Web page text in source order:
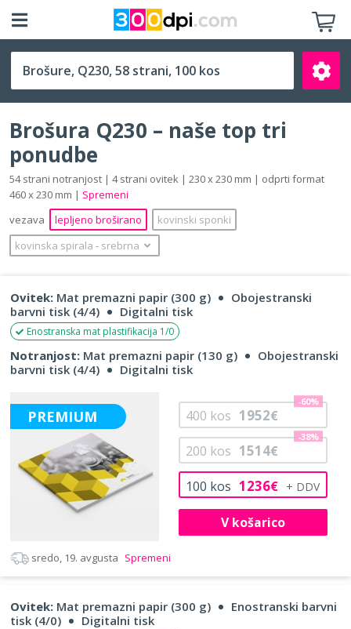
Q230 (230 x 230 mm)
Išči
Brošura Q230 – naše top tri
ponudbe
54 strani notranjost | 4 strani ovitek | 230 x 230 mm | odprti format
460 x 230 mm | Spremeni
vezava
lepljeno broširano
kovinski sponki
kovinska spirala ‐ srebrna
Ovitek: Mat premazni papir (300 g)
Obojestranski
barvni tisk (4/4)
Digitalni tisk
Enostranska mat plastifikacija 1/0
Notranjost: Mat premazni papir (130 g)
Obojestranski
barvni tisk (4/4)
Digitalni tisk
PREMIUM
100 kos 1236€
200 kos 1514€
-38%
400 kos 1952€
-60%
V košarico
sredo, 19. avgusta Spremeni
Ovitek: Mat premazni papir (300 g)
Enostranski barvni
tisk (4/0)
Digitalni tisk